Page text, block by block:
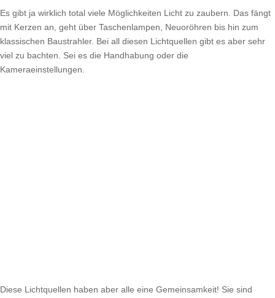
Es gibt ja wirklich total viele Möglichkeiten Licht zu zaubern. Das fängt
mit Kerzen an, geht über Taschenlampen, Neuoröhren bis hin zum
klassischen Baustrahler. Bei all diesen Lichtquellen gibt es aber sehr
viel zu bachten. Sei es die Handhabung oder die
Kameraeinstellungen.
Diese Lichtquellen haben aber alle eine Gemeinsamkeit! Sie sind